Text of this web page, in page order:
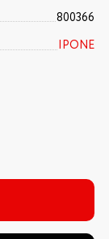
800366
IPONE